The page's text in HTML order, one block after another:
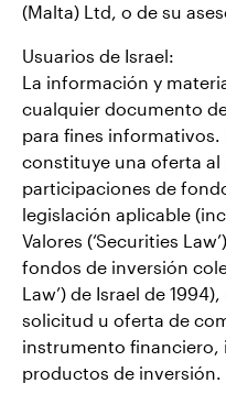
(Malta) Ltd, o de su
Usuarios de Israel:
La información y
cualquier documento
para fines
constituye una oferta al
participaciones de
legislación aplicable
Valores (‘Securities
fondos de inversión
Law’) de Israel de
solicitud u oferta de
instrumento financiero,
productos de inversión.